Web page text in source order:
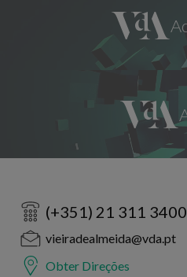
(+351) 21 311 3400
vieiradealmeida@vda.pt
Obter Direções